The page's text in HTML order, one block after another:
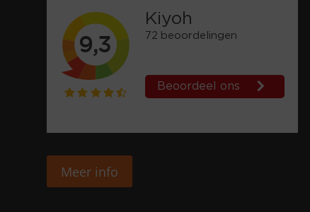
Meer info